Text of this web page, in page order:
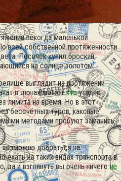
некогда маленькой
всей собственной протяженности
Песочек купил броский,
на солнце золотом.
выглядит на протяжении
в дюнах можетктоугодно
лимита на время. Но в этот
бессчётных туров, каковые
методами пробуют заманить
добраться на
ехать на таких видах транспорта в
да и взглянуть вы очень ничегоне